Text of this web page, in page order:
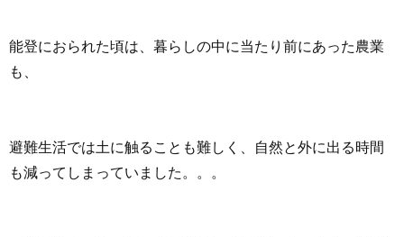
能登におられた頃は、暮らしの中に当たり前にあった農業
も、
避難生活では土に触ることも難しく、自然と外に出る時間
も減ってしまっていました。。。